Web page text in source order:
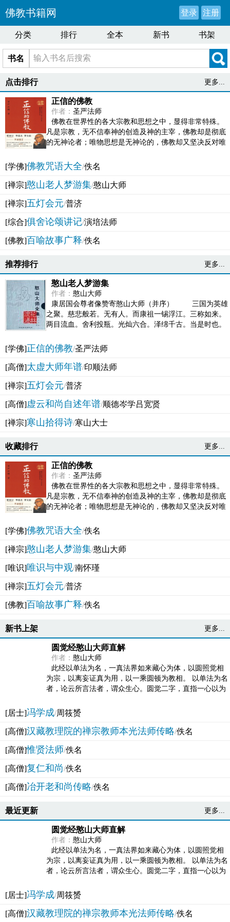
佛教书籍网 登录 注册
分类 排行 全本 新书 书架
书名
点击排行 更多...
正信的佛教
作者： 圣严法师
佛教在世界性的各大宗教和思想之中，显得非常特殊。
凡是宗教，无不信奉神的创造及神的主宰，佛教却是彻底
的无神论者；唯物思想是无神论的，佛教却又坚决反对唯
[学佛]佛教咒语大全/佚名
[禅宗]憨山老人梦游集/憨山大师
[禅宗]五灯会元/普济
[综合]俱舍论颂讲记/演培法师
[佛教]百喻故事广释/佚名
推荐排行 更多...
憨山老人梦游集
作者： 憨山大师
康居国会尊者像赞寄憨山大师（并序） 三国为英雄
之聚。慈悲般若。无有人。而康祖一锡浮江。三称如来。
两目流血。舍利投瓶。光灿六合。泽绵千古。当是时也。
[学佛]正信的佛教/圣严法师
[高僧]太虚大师年谱/印顺法师
[禅宗]五灯会元/普济
[高僧]虚云和尚自述年谱/顺德岑学吕宽贤
[禅宗]寒山拾得诗/寒山大士
收藏排行 更多...
正信的佛教
作者： 圣严法师
佛教在世界性的各大宗教和思想之中，显得非常特殊。
凡是宗教，无不信奉神的创造及神的主宰，佛教却是彻底
的无神论者；唯物思想是无神论的，佛教却又坚决反对唯
[学佛]佛教咒语大全/佚名
[禅宗]憨山老人梦游集/憨山大师
[唯识]唯识与中观/南怀瑾
[禅宗]五灯会元/普济
[佛教]百喻故事广释/佚名
新书上架 更多...
圆觉经憨山大师直解
作者： 憨山大师
此经以单法为名，一真法界如来藏心为体，以圆照觉相
为宗，以离妄证真为用，以一乘圆顿为教相。 以单法为名
者，论云所言法者，谓众生心。圆觉二字，直指一心以为
[居士]冯学成/周筱赟
[高僧]汉藏教理院的禅宗教师本光法师传略/佚名
[高僧]惟贤法师/佚名
[高僧]复仁和尚/佚名
[高僧]冶开老和尚传略/佚名
最近更新 更多...
圆觉经憨山大师直解
作者： 憨山大师
此经以单法为名，一真法界如来藏心为体，以圆照觉相
为宗，以离妄证真为用，以一乘圆顿为教相。 以单法为名
者，论云所言法者，谓众生心。圆觉二字，直指一心以为
[居士]冯学成/周筱赟
[高僧]汉藏教理院的禅宗教师本光法师传略/佚名